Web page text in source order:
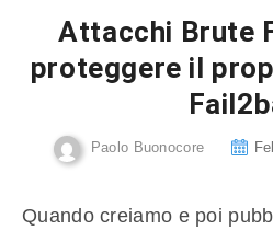
Attacchi Brute
proteggere il
Paolo Buonocore
Quando creiamo e poi